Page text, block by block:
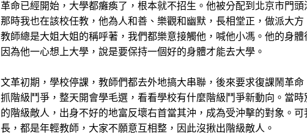
革命已經開始，大學都癱瘓了，根本就不招生。他被分配到北京市門頭
那時我也在該校任教，他為人和善、樂觀和幽默，長相堂正，做派大
教師總是大姐大姐的稱呼著，我們都樂意接觸他，喊他小馮。他的身體
因為他一心想上大學，說是要保持一個好的身體才能去大學。
文革初期，學校停課，教師們都去外地搞大串聯，後來要求復課鬧革
抓階級鬥爭，整天開會學毛選，看看學校有什麼階級鬥爭新動向。當
的階級敵人，出身不好的地富反壞右首當其沖，成為受沖擊的對象。
長，都是年輕教師，大家不願意互相整，因此沒揪出階級敵人。